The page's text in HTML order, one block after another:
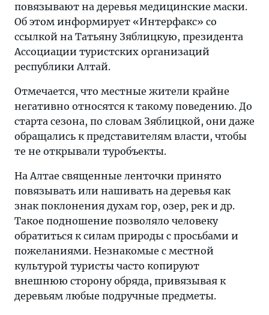
повязывают на деревья медицинские маски.
Об этом информирует «Интерфакс» со
ссылкой на Татьяну Зяблицкую, президента
Ассоциации туристских организаций
республики Алтай.
Отмечается, что местные жители крайне
негативно относятся к такому поведению. До
старта сезона, по словам Зяблицкой, они даже
обращались к представителям власти, чтобы
те не открывали туробъекты.
На Алтае священные ленточки принято
повязывать или нашивать на деревья как
знак поклонения духам гор, озер, рек и др.
Такое подношение позволяло человеку
обратиться к силам природы с просьбами и
пожеланиями. Незнакомые с местной
культурой туристы часто копируют
внешнюю сторону обряда, привязывая к
деревьям любые подручные предметы.